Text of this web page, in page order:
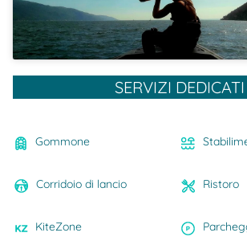
SERVIZI DEDICATI
Gommone
Corridoio di lancio Ristoro
KiteZone